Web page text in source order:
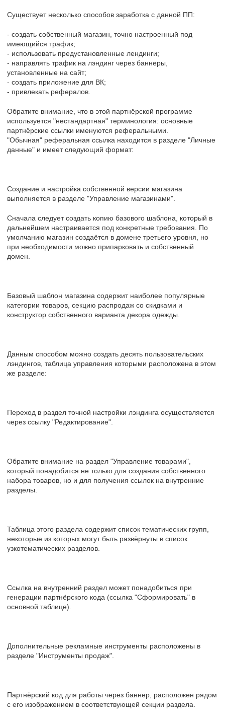
Существует несколько способов заработка с данной ПП:
- создать собственный магазин, точно настроенный под
имеющийся трафик;
- использовать предустановленные лендинги;
- направлять трафик на лэндинг через баннеры,
установленные на сайт;
- создать приложение для ВК;
- привлекать рефералов.
Обратите внимание, что в этой партнёрской программе
используется "нестандартная" терминология: основные
партнёрские ссылки именуются реферальными.
"Обычная" реферальная ссылка находится в разделе "Личные
данные" и имеет следующий формат:
Создание и настройка собственной версии магазина
выполняется в разделе "Управление магазинами".
Сначала следует создать копию базового шаблона, который в
дальнейшем настраивается под конкретные требования. По
умолчанию магазин создаётся в домене третьего уровня, но
при необходимости можно припарковать и собственный
домен.
Базовый шаблон магазина содержит наиболее популярные
категории товаров, секцию распродаж со скидками и
конструктор собственного варианта декора одежды.
Данным способом можно создать десять пользовательских
лэндингов, таблица управления которыми расположена в этом
же разделе:
Переход в раздел точной настройки лэндинга осуществляется
через ссылку "Редактирование".
Обратите внимание на раздел "Управление товарами",
который понадобится не только для создания собственного
набора товаров, но и для получения ссылок на внутренние
разделы.
Таблица этого раздела содержит список тематических групп,
некоторые из которых могут быть развёрнуты в список
узкотематических разделов.
Ссылка на внутренний раздел может понадобиться при
генерации партнёрского кода (ссылка "Сформировать" в
основной таблице).
Дополнительные рекламные инструменты расположены в
разделе "Инструменты продаж".
Партнёрский код для работы через баннер, расположен рядом
с его изображением в соответствующей секции раздела.